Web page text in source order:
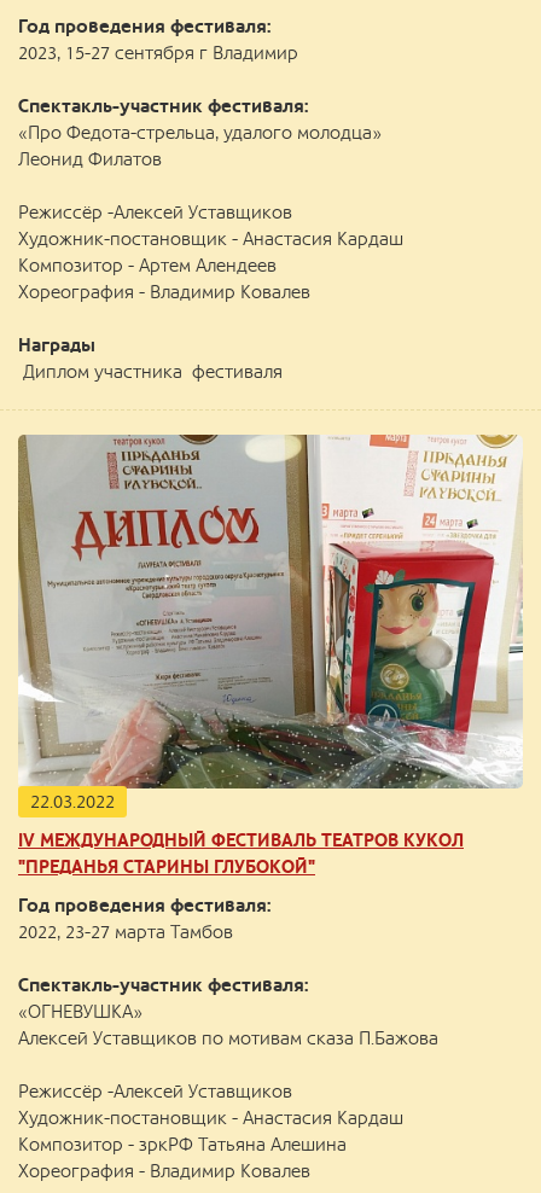
Год проведения фестиваля:
2023, 15-27 сентября г Владимир
Спектакль-участник фестиваля:
«Про Федота-стрельца, удалого молодца»
Леонид Филатов
Режиссёр -Алексей Уставщиков
Художник-постановщик - Анастасия Кардаш
Композитор - Артем Алендеев
Хореография - Владимир Ковалев
Награды
Диплом участника фестиваля
22.03.2022
IV МЕЖДУНАРОДНЫЙ ФЕСТИВАЛЬ ТЕАТРОВ КУКОЛ
"ПРЕДАНЬЯ СТАРИНЫ ГЛУБОКОЙ"
Год проведения фестиваля:
2022, 23-27 марта Тамбов
Спектакль-участник фестиваля:
«ОГНЕВУШКА»
Алексей Уставщиков по мотивам сказа П.Бажова
Режиссёр -Алексей Уставщиков
Художник-постановщик - Анастасия Кардаш
Композитор - зркРФ Татьяна Алешина
Хореография - Владимир Ковалев